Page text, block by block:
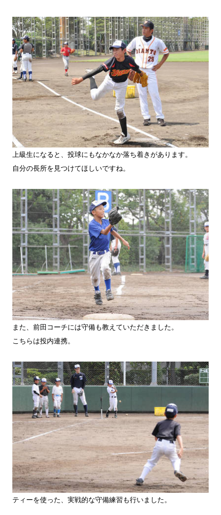
上級生になると、投球にもなかなか落ち着きがあります。
自分の長所を見つけてほしいですね。
また、前田コーチには守備も教えていただきました。
こちらは投内連携。
ティーを使った、実戦的な守備練習も行いました。